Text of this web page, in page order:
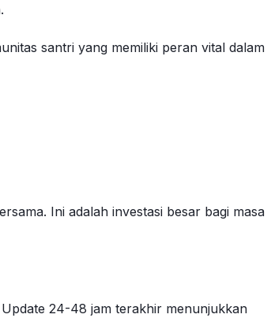
santri yang memiliki peran vital dalam
Ini adalah investasi besar bagi masa
24-48 jam terakhir menunjukkan